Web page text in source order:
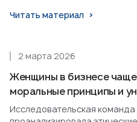
Читать материал
Женщины в бизнесе
моральные принципы и
2 марта 2026
Исследовательская